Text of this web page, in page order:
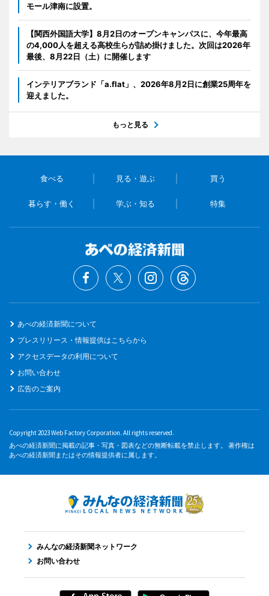
モール津南に設置。
【関西外国語大学】8月2日のオープンキャンパスに、今年最高
の4,000人を超える高校生らが詰め掛けました。次回は2026年
最後、8月22日（土）に開催します
インテリアブランド「a.flat」、2026年8月2日に創業25周年を
迎えました。
もっと見る
食べる 見る・遊ぶ 買う
暮らす・働く 学ぶ・知る 特集
あべの経済新聞について
プレスリリース・情報提供はこちらから
アクセスデータの利用について
お問い合わせ
広告のご案内
Copyright 2023 Web Factory Corporation. All rights reserved.
あべの経済新聞に掲載の記事・写真・図表などの無断転載を禁止します。 著作権は
あべの経済新聞またはその情報提供者に属します。
みんなの経済新聞ネットワーク
お問い合わせ